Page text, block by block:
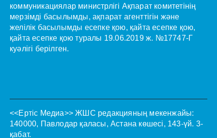
коммуникациялар министрлігі Ақпарат комитетінің
мерзімді басылымды, ақпарат агенттігін және
желілік басылымды есепке қою, қайта есепке қою,
қайта есепке қою туралы 19.06.2019 ж. №17747-Г
куәлігі берілген.
<<Ертіс Медиа>> ЖШС редакцияның мекенжайы:
140000, Павлодар қаласы, Астана көшесі, 143-үй. 3-
қабат.